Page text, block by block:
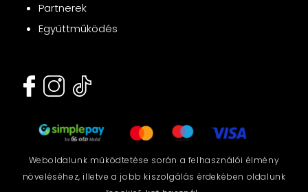
Partnerek
Együttműködés
Weboldalunk működtetése során a felhasználói élmény
növeléséhez, illetve a jobb kiszolgálás érdekében oldalunk